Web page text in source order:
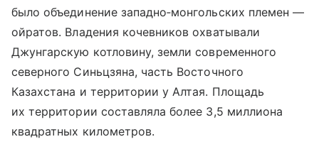
было объединение западно‑монгольских племен —
ойратов. Владения кочевников охватывали
Джунгарскую котловину, земли современного
северного Синьцзяна, часть Восточного
Казахстана и территории у Алтая. Площадь
их территории составляла более 3,5 миллиона
квадратных километров.